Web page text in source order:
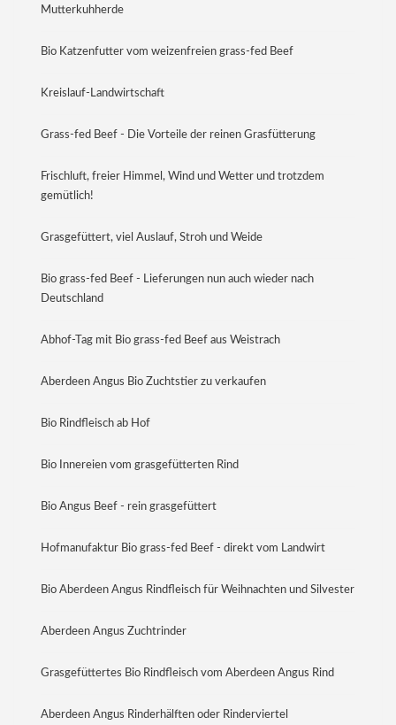
Mutterkuhherde
Bio Katzenfutter vom weizenfreien grass-fed Beef
Kreislauf-Landwirtschaft
Grass-fed Beef - Die Vorteile der reinen Grasfütterung
Frischluft, freier Himmel, Wind und Wetter und trotzdem
gemütlich!
Grasgefüttert, viel Auslauf, Stroh und Weide
Bio grass-fed Beef - Lieferungen nun auch wieder nach
Deutschland
Abhof-Tag mit Bio grass-fed Beef aus Weistrach
Aberdeen Angus Bio Zuchtstier zu verkaufen
Bio Rindfleisch ab Hof
Bio Innereien vom grasgefütterten Rind
Bio Angus Beef - rein grasgefüttert
Hofmanufaktur Bio grass-fed Beef - direkt vom Landwirt
Bio Aberdeen Angus Rindfleisch für Weihnachten und Silvester
Aberdeen Angus Zuchtrinder
Grasgefüttertes Bio Rindfleisch vom Aberdeen Angus Rind
Aberdeen Angus Rinderhälften oder Rinderviertel